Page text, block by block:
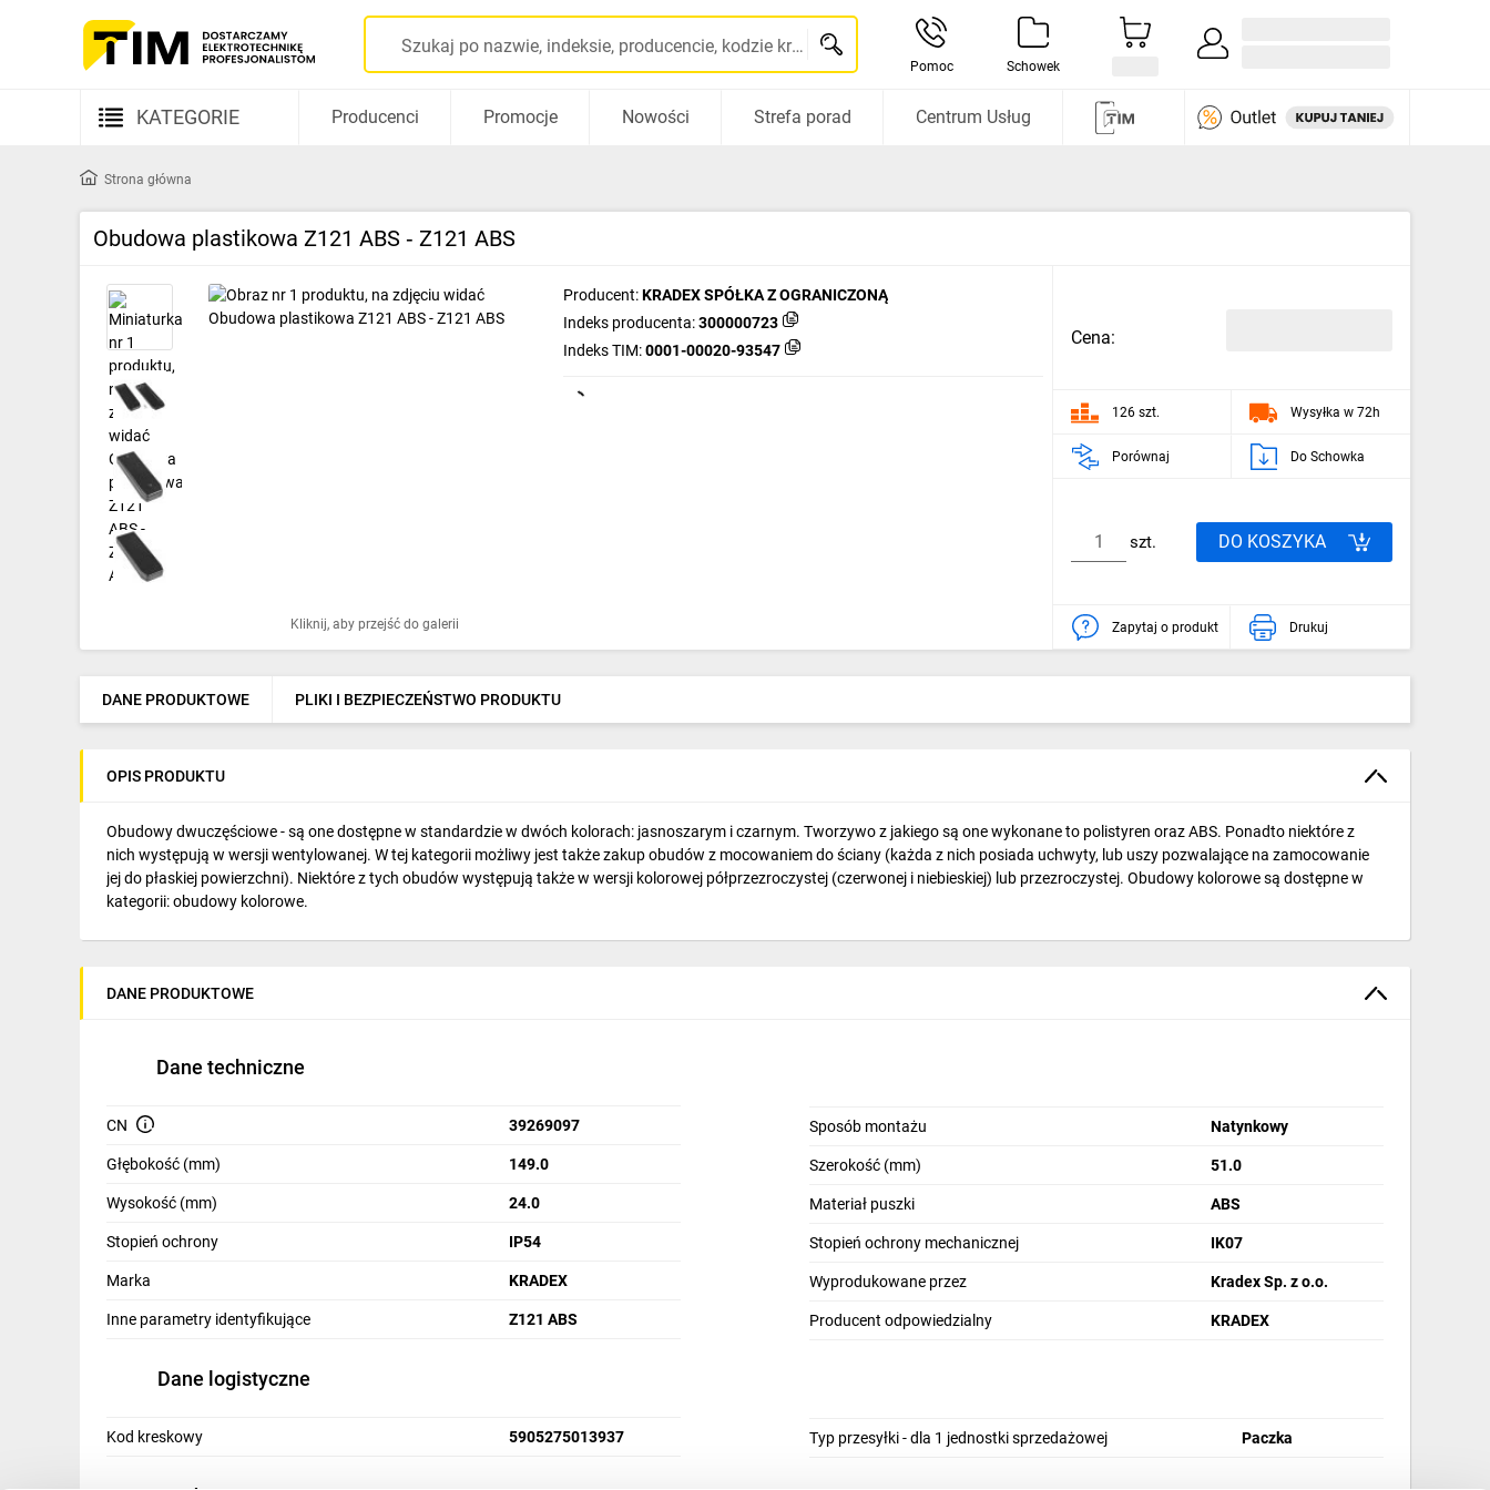
Szukaj po nazwie, indeksie, producencie, kodzie kreskowym...
Pomoc Schowek
KATEGORIE
Kable i przewody
Rozdzielnice i obudowy
Elementy prowadzenia kabli
Fotowoltaika
Gniazda i łączniki
Źródła światła
Oprawy oświetleniowe
Ochrona odgromowa
Pompy ciepła
Ogrzewanie
Elektronarzędzia i mierniki
Napędy elektryczne
Pneumatyka
Elektromobilność
Energetyka wiatrowa
Producenci Promocje Nowości Strefa porad Centrum Usług
Strona główna
Obudowa plastikowa Z121 ABS ‑ Z121 ABS
Kliknij, aby przejść do galerii
Producent:KRADEX SPÓŁKA Z OGRANICZONĄ
Indeks producenta:300000723
Indeks TIM:0001-00020-93547
Cena:
126 szt. Wysyłka w 72h
Porównaj Do Schowka
szt. DO KOSZYKA
Zapytaj o produkt Drukuj
DANE PRODUKTOWE PLIKI I BEZPIECZEŃSTWO PRODUKTU
OPIS PRODUKTU
Obudowy dwuczęściowe - są one dostępne w standardzie w dwóch kolorach: jasnoszarym i czarnym. Tworzywo z jakiego są one wykonane to polistyren oraz ABS. Ponadto niektóre z
nich występują w wersji wentylowanej. W tej kategorii możliwy jest także zakup obudów z mocowaniem do ściany (każda z nich posiada uchwyty, lub uszy pozwalające na zamocowanie
jej do płaskiej powierzchni). Niektóre z tych obudów występują także w wersji kolorowej półprzezroczystej (czerwonej i niebieskiej) lub przezroczystej. Obudowy kolorowe są dostępne w
kategorii: obudowy kolorowe.
DANE PRODUKTOWE
Dane techniczne
CN 39269097
Głębokość (mm) 149.0
Wysokość (mm) 24.0
Stopień ochrony IP54
Marka KRADEX
Inne parametry identyfikujące Z121 ABS
Sposób montażu Natynkowy
Szerokość (mm) 51.0
Materiał puszki ABS
Stopień ochrony mechanicznej IK07
Wyprodukowane przez Kradex Sp. z o.o.
Producent odpowiedzialny KRADEX
Dane logistyczne
Kod kreskowy 5905275013937 Typ przesyłki - dla 1 jednostki sprzedażowej Paczka